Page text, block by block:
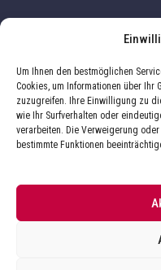
Um Ihnen den bestmöglichen
Cookies, um Informationen über
zuzugreifen. Ihre Einwilligung zu
wie Ihr Surfverhalten oder
verarbeiten. Die Verweigerung
bestimmte Funktionen
Unternehmensdetails
Pematros s.r.o.
IČO: 03827101
332 04, Nezvěstice, 241
Impressum
Sie befinden sich im Online-